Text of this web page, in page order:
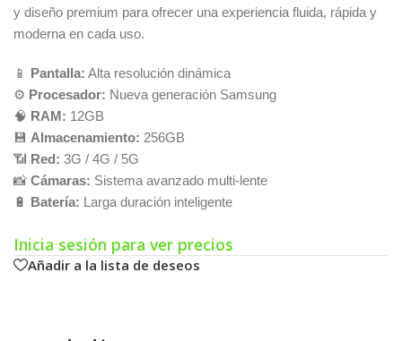
y diseño premium para ofrecer una experiencia fluida, rápida y
moderna en cada uso.
📱 Pantalla: Alta resolución dinámica
⚙️ Procesador: Nueva generación Samsung
🧠 RAM: 12GB
💾 Almacenamiento: 256GB
📶 Red: 3G / 4G / 5G
📸 Cámaras: Sistema avanzado multi-lente
🔋 Batería: Larga duración inteligente
Inicia sesión para ver precios
Añadir a la lista de deseos